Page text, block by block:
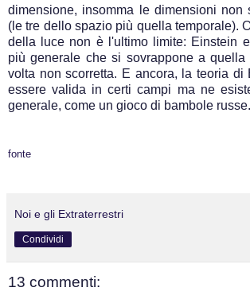
dimensione, insomma le dimensioni non
(le tre dello spazio più quella temporale).
della luce non è l'ultimo limite: Einstein
più generale che si sovrappone a
volta non scorretta. E ancora, la teoria di
essere valida in certi campi ma ne
generale, come un gioco di bambole russe.
fonte
Noi e gli Extraterrestri
Condividi
13 commenti: